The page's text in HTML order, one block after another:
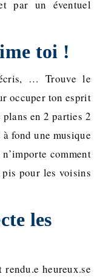
par un éventuel
toi !
… Trouve le
occuper ton esprit
en 2 parties 2
fond une musique
comment
pour les voisins
les
heureux.se